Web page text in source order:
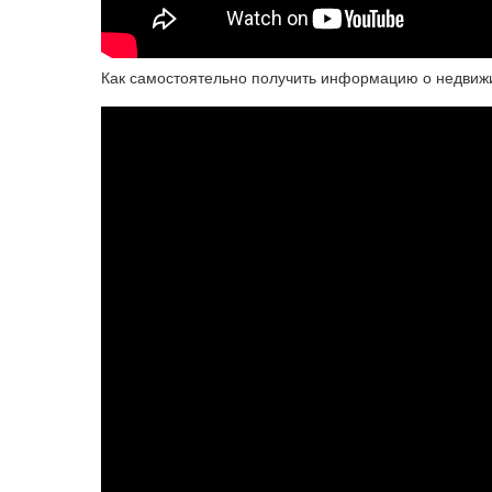
Как самостоятельно получить информацию о